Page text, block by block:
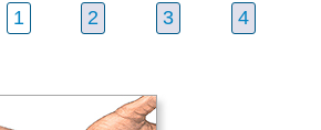
1 2 3 4